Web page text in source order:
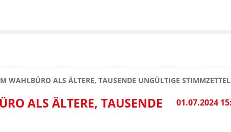
WAHLBÜRO ALS ÄLTERE, TAUSENDE UNGÜLTIGE STIMMZETTEL
01.07.2024
ALS ÄLTERE, TAUSENDE